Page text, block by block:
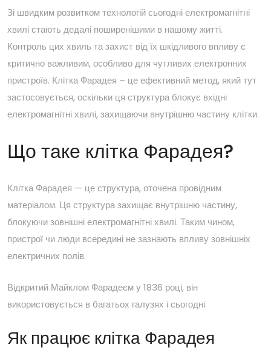
Зі швидким розвитком технологій сьогодні електромагнітні
хвилі стають дедалі поширенішими в нашому житті.
Контроль цих хвиль та захист від їх шкідливого впливу є
критично важливим, особливо для чутливих електронних
пристроїв. Клітка Фарадея – це ефективний метод, який тут
застосовується, оскільки ця структура блокує вхідні
електромагнітні хвилі, захищаючи внутрішню частину клітки.
Що таке клітка Фарадея?
Клітка Фарадея — це структура, оточена провідним
матеріалом. Ця структура захищає внутрішню частину,
блокуючи зовнішні електромагнітні хвилі. Таким чином,
пристрої чи люди всередині не зазнають впливу зовнішніх
електричних полів.
Відкритий Майклом Фарадеєм у 1836 році, він
використовується в багатьох галузях і сьогодні.
Як працює клітка Фарадея